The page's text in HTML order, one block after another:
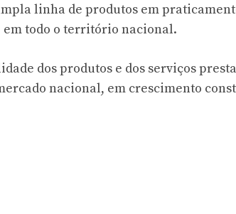
linha de produtos em
em todo o território nacional.
dos produtos e dos serviços
nacional, em crescimento